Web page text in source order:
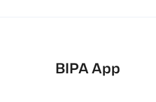
BIPA App